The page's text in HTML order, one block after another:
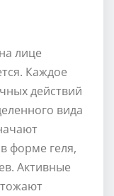
лице
Каждое
действий
вида
форме геля,
Активные